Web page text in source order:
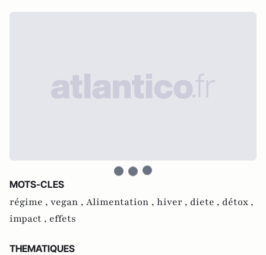
MOTS-CLES
régime , vegan , Alimentation , hiver , diete , détox ,
impact , effets
THEMATIQUES